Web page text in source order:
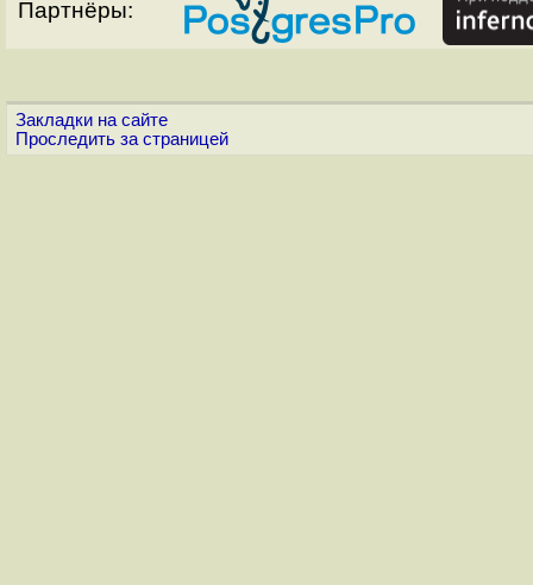
Партнёры:
Закладки на сайте
Проследить за страницей